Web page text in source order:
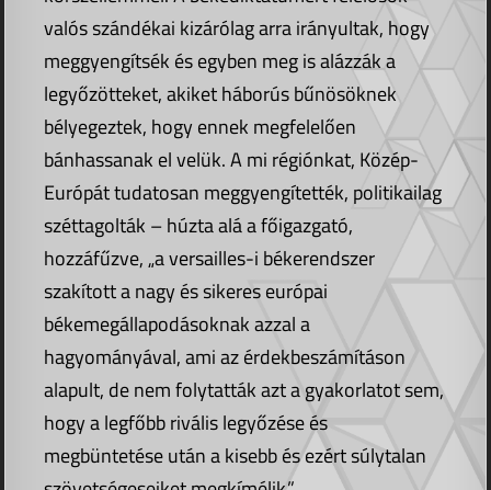
valós szándékai kizárólag arra irányultak, hogy
meggyengítsék és egyben meg is alázzák a
legyőzötteket, akiket háborús bűnösöknek
bélyegeztek, hogy ennek megfelelően
bánhassanak el velük. A mi régiónkat, Közép-
Európát tudatosan meggyengítették, politikailag
széttagolták – húzta alá a főigazgató,
hozzáfűzve, „a versailles-i békerendszer
szakított a nagy és sikeres európai
békemegállapodásoknak azzal a
hagyományával, ami az érdekbeszámításon
alapult, de nem folytatták azt a gyakorlatot sem,
hogy a legfőbb rivális legyőzése és
megbüntetése után a kisebb és ezért súlytalan